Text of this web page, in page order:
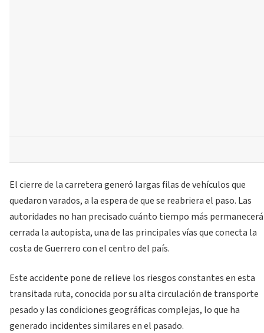
El cierre de la carretera generó largas filas de vehículos que
quedaron varados, a la espera de que se reabriera el paso. Las
autoridades no han precisado cuánto tiempo más permanecerá
cerrada la autopista, una de las principales vías que conecta la
costa de Guerrero con el centro del país.
Este accidente pone de relieve los riesgos constantes en esta
transitada ruta, conocida por su alta circulación de transporte
pesado y las condiciones geográficas complejas, lo que ha
generado incidentes similares en el pasado.